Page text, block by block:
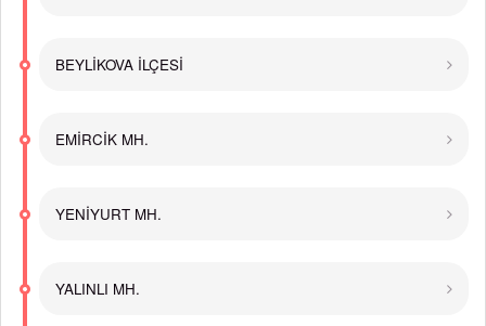
BEYLİKOVA İLÇESİ
EMİRCİK MH.
YENİYURT MH.
YALINLI MH.